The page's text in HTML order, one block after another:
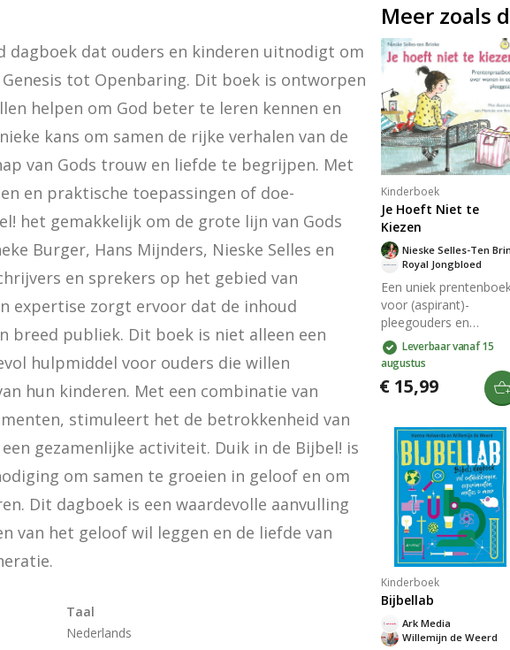
dagboek dat ouders en kinderen uitnodigt om
tot Openbaring. Dit boek is ontworpen
helpen om God beter te leren kennen en
kans om samen de rijke verhalen van de
van Gods trouw en liefde te begrijpen. Met
en praktische toepassingen of doe-
het gemakkelijk om de grote lijn van Gods
Burger, Hans Mijnders, Nieske Selles en
en sprekers op het gebied van
expertise zorgt ervoor dat de inhoud
breed publiek. Dit boek is niet alleen een
hulpmiddel voor ouders die willen
hun kinderen. Met een combinatie van
stimuleert het de betrokkenheid van
gezamenlijke activiteit. Duik in de Bijbel! is
om samen te groeien in geloof en om
Dit dagboek is een waardevolle aanvulling
van het geloof wil leggen en de liefde van
Taal
Nederlands
Meer zoals
Kinderboek
Je Hoeft Niet te
Kiezen
Royal Jongbloed
Een uniek
voor (aspirant)-
pleegouders en
leerkrachten in de
onderbouw over het
pleegkinderen. Met
alledaagse metaforen
en open vragen helpt
boek kinderen van 4-7
jaar om hun identiteit
en loyaliteit te
verkennen. Geschreven
door pleegmoeder
Nieske Selles-ten
Brinke.
Leverbaar vanaf 15
augustus
€ 15,99
Kinderboek
Bijbellab
Willemijn de Weerd
Ark Media